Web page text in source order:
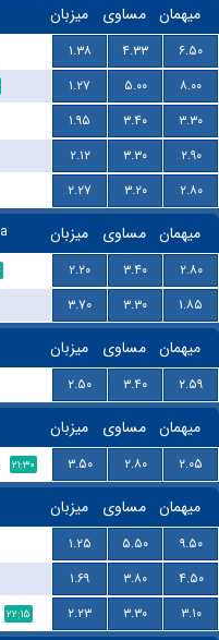
میزبان مساوی میهمان
۱.۳۸ ۴.۳۳
۶.۵۰
۱.۲۷ ۵.۰۰
۸.۰۰
۱.۹۵ ۳.۴۰
۳.۳۰
۲.۱۲ ۳.۳۰
۲.۹۰
۲.۲۷ ۳.۲۰
۲.۸۰
میزبان مساوی میهمان
۲.۲۰ ۳.۴۰
۲.۸۰
۳.۷۰ ۳.۳۰
۱.۸۵
میزبان مساوی میهمان
۲.۵۰ ۳.۴۰
۲.۵۹
میزبان مساوی میهمان
۲۱:۳۰ ۳.۵۰ ۲.۸۰
۲.۰۵
میزبان مساوی میهمان
۱.۲۵ ۵.۵۰
۹.۵۰
۱.۶۹ ۳.۸۰
۴.۵۰
۲۲:۱۵ ۲.۲۳ ۳.۳۰
۳.۱۰